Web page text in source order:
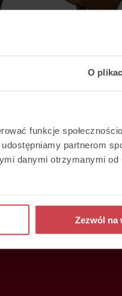
O
funkcje
partnerom
danymi otrzymanymi od
Zezwól na